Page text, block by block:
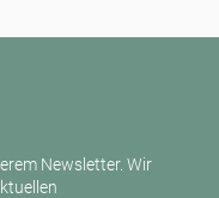
Newsletter. Wir